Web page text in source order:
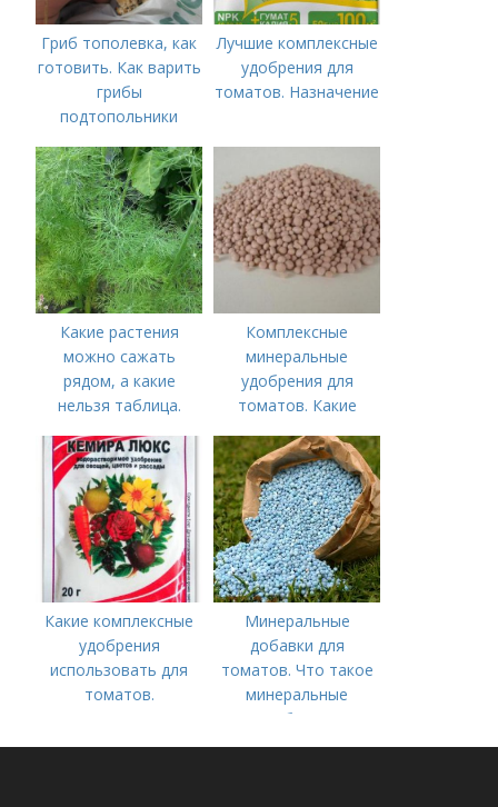
Гриб тополевка, как
готовить. Как варить
грибы
подтопольники
Лучшие комплексные
удобрения для
томатов. Назначение
Какие растения
можно сажать
рядом, а какие
нельзя таблица.
Комплексные
минеральные
удобрения для
томатов. Какие
используются для
культуры
Какие комплексные
удобрения
использовать для
томатов.
комплексные
Минеральные
добавки для
томатов. Что такое
минеральные
удобрения